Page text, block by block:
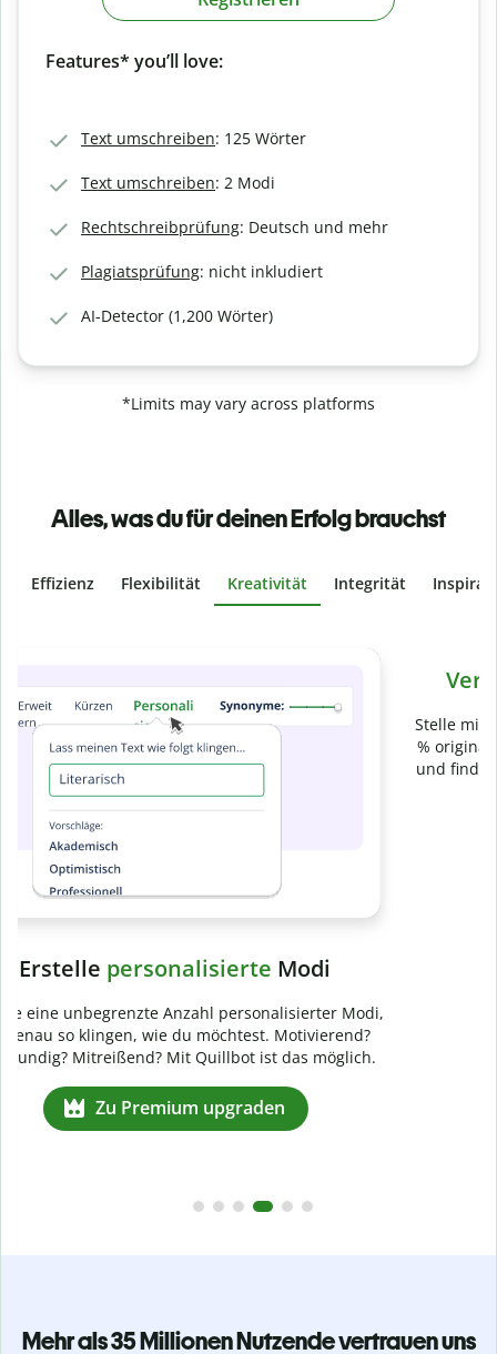
Features* you’ll love:
Text umschreiben: 125 Wörter
Text umschreiben: 2 Modi
Rechtschreibprüfung: Deutsch und mehr
Plagiatsprüfung: nicht inkludiert
AI-Detector (1,200 Wörter)
*Limits may vary across platforms
Alles, was du für deinen Erfolg brauchst
Effizienz Flexibilität Kreativität Integrität
Stelle mit der Plagiatsprüfung sicher, dass dein Text zu 100
% original ist. Analysiere deine Arbeit in Sekundenschnelle
und finde fehlende Quellenangaben in über 100 Sprachen.
Mehr als 35 Millionen Nutzende vertrauen uns